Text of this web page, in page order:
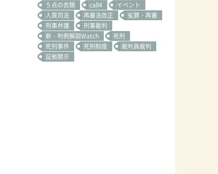
５点の衣類
call4
イベント
人質司法
再審法改正
冤罪・再審
刑事弁護
刑事裁判
新・判例解説Watch
死刑
死刑事件
死刑制度
裁判員裁判
証拠開示